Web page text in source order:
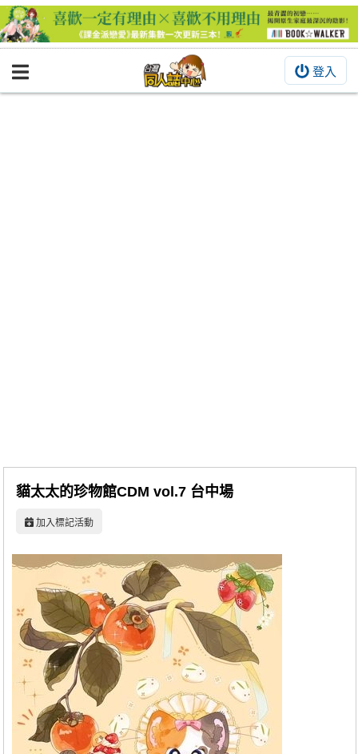
登入
BOOKY書集倉庫
繪圖藝廊
交流中心
攤位轉讓區
會員功能選單
會員中心
註冊會員
登入
貓太太的珍物館CDM vol.7 台中場
加入標記活動